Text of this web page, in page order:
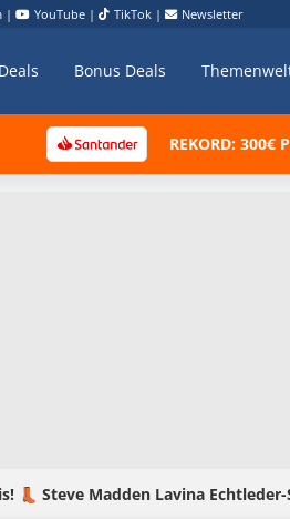
| YouTube | TikTok | Newsletter
Deals Bonus Deals
REKORD:
👢 Steve Madden Lavina